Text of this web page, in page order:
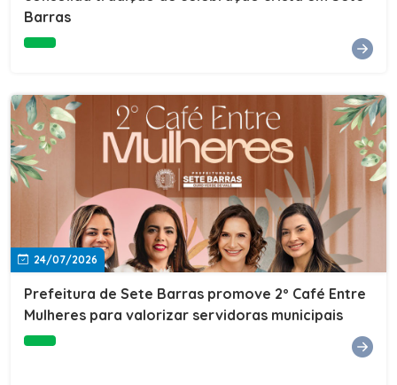
e do Instituto de Desenvolvimento Profissional
fundador da empresa Seu Consultor.Inscrições: FAÇA
AQUI
Barras
24/07/2026
Prefeitura de Sete Barras promove 2º Café Entre
Mulheres para valorizar servidoras municipais